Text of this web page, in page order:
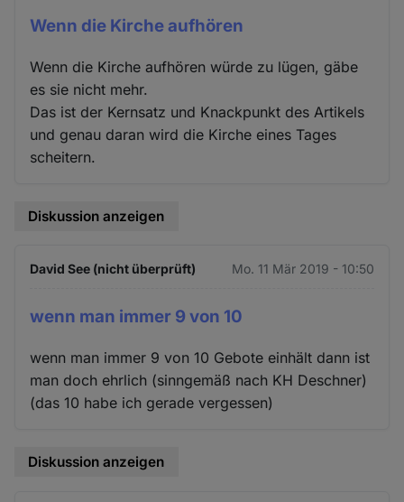
Wenn die Kirche aufhören
Wenn die Kirche aufhören würde zu lügen, gäbe
es sie nicht mehr.
Das ist der Kernsatz und Knackpunkt des Artikels
und genau daran wird die Kirche eines Tages
scheitern.
Diskussion anzeigen
David See (nicht überprüft) Mo. 11 Mär 2019 - 10:50
wenn man immer 9 von 10
wenn man immer 9 von 10 Gebote einhält dann ist
man doch ehrlich (sinngemäß nach KH Deschner)
(das 10 habe ich gerade vergessen)
Diskussion anzeigen